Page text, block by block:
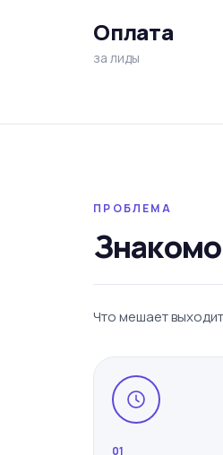
Оплата
за лиды
ПРОБЛЕМА
Что мешает
01